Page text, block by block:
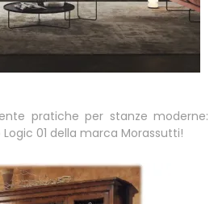
pratiche per stanze moderne:
01 della marca Morassutti!